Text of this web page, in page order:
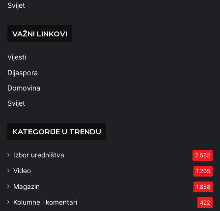
Svijet
VAŽNI LINKOVI
Vijesti
Dijaspora
Domovina
Svijet
KATEGORIJE U TRENDU
Izbor uredništva 2.562
Video 1.205
Magazin 1.858
Kolumne i komentari 422